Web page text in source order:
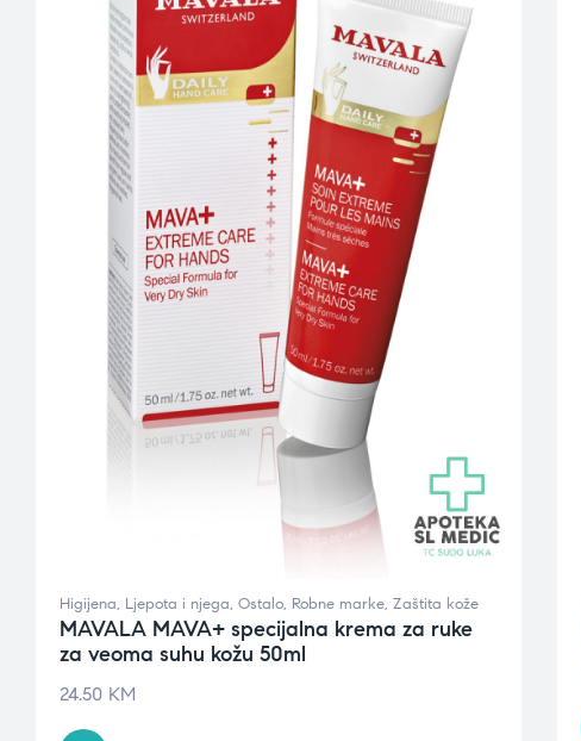
Higijena, Ljepota i njega, Ostalo, Robne marke, Zaštita kože
MAVALA MAVA+ specijalna krema za ruke
za veoma suhu kožu 50ml
24.50 KM